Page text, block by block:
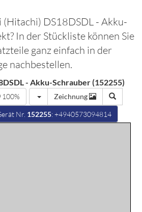
(Hitachi) DS18DSDL - Akku-
In der Stückliste können Sie
ganz einfach in der
nachbestellen.
- Akku-Schrauber (152255)
100% Zeichnung
Nr. 152255: +4940573094814